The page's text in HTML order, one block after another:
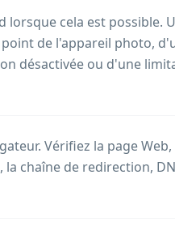
cela est possible.
de l'appareil photo,
désactivée ou d'une
Vérifiez la page Web,
chaîne de redirection,